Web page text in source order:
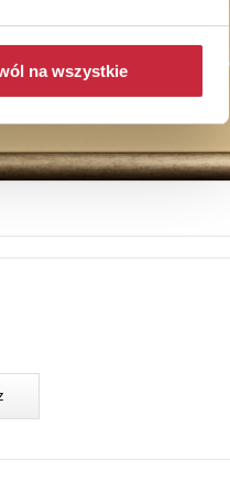
na wszystkie